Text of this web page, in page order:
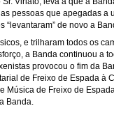
pessoas que apegadas a
“levantaram” de novo a
e trilharam todos os
a Banda continuou a
provocou o fim da
de Freixo de Espada à
Música de Freixo de
Banda.